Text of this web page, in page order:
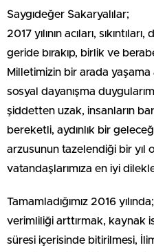
Saygıdeğer Sakaryalılar;
2017 yılının acıları,
geride bırakıp, birlik ve
Milletimizin bir arada yaşama
sosyal dayanışma
şiddetten uzak, insanların
bereketli, aydınlık bir
arzusunun tazelendiği bir yıl
vatandaşlarımıza en iyi
Tamamladığımız 2016
verimliliği arttırmak, kaynak
süresi içerisinde bitirilmesi,